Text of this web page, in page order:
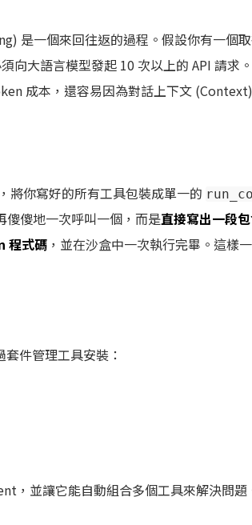
是一個來回往返的過程。假設你有一個
向大語言模型發起 10 次以上的 API 請求
成本，還容易因為對話上下文
將你寫好的所有工具包裝成單一的
傻傻地一次呼叫一個，而是直接寫出一段
程式碼 ，並在沙盒中一次執行完畢。這樣
件管理工具安裝：
，並讓它能自動組合多個工具來解決問題